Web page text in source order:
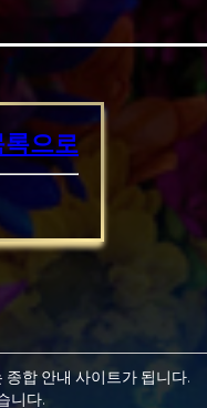
록으로
합 안내 사이트가 됩니다.
니다.